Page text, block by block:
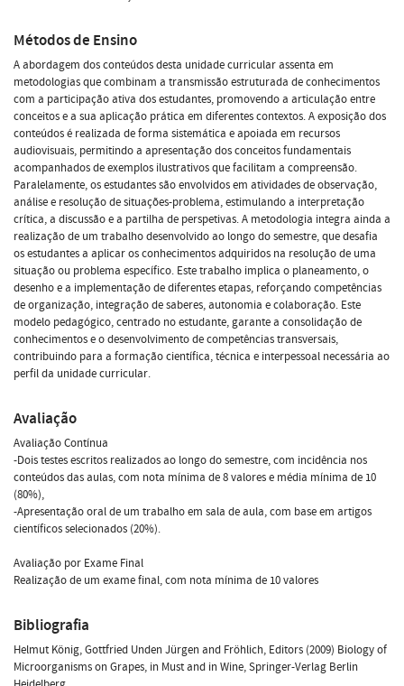
Métodos de Ensino
A abordagem dos conteúdos desta unidade curricular assenta em
metodologias que combinam a transmissão estruturada de conhecimentos
com a participação ativa dos estudantes, promovendo a articulação entre
conceitos e a sua aplicação prática em diferentes contextos. A exposição dos
conteúdos é realizada de forma sistemática e apoiada em recursos
audiovisuais, permitindo a apresentação dos conceitos fundamentais
acompanhados de exemplos ilustrativos que facilitam a compreensão.
Paralelamente, os estudantes são envolvidos em atividades de observação,
análise e resolução de situações-problema, estimulando a interpretação
crítica, a discussão e a partilha de perspetivas. A metodologia integra ainda a
realização de um trabalho desenvolvido ao longo do semestre, que desafia
os estudantes a aplicar os conhecimentos adquiridos na resolução de uma
situação ou problema específico. Este trabalho implica o planeamento, o
desenho e a implementação de diferentes etapas, reforçando competências
de organização, integração de saberes, autonomia e colaboração. Este
modelo pedagógico, centrado no estudante, garante a consolidação de
conhecimentos e o desenvolvimento de competências transversais,
contribuindo para a formação científica, técnica e interpessoal necessária ao
perfil da unidade curricular.
Avaliação
Avaliação Contínua
-Dois testes escritos realizados ao longo do semestre, com incidência nos
conteúdos das aulas, com nota mínima de 8 valores e média mínima de 10
(80%),
-Apresentação oral de um trabalho em sala de aula, com base em artigos
científicos selecionados (20%).
Avaliação por Exame Final
Realização de um exame final, com nota mínima de 10 valores
Bibliografia
Helmut König, Gottfried Unden Jürgen and Fröhlich, Editors (2009) Biology of
Microorganisms on Grapes, in Must and in Wine, Springer-Verlag Berlin